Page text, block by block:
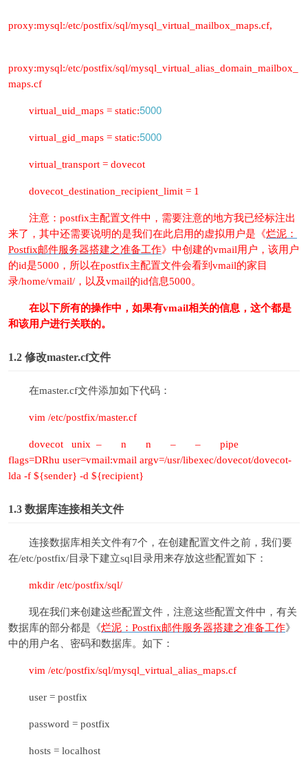
proxy:mysql:/etc/postfix/sql/mysql_virtual_mailbox_maps.cf,
proxy:mysql:/etc/postfix/sql/mysql_virtual_alias_domain_mailbox_
maps.cf
virtual_uid_maps = static:5000
virtual_gid_maps = static:5000
virtual_transport = dovecot
dovecot_destination_recipient_limit = 1
注意：postfix主配置文件中，需要注意的地方我已经标注出
来了，其中还需要说明的是我们在此启用的虚拟用户是《烂泥：
Postfix邮件服务器搭建之准备工作》中创建的vmail用户，该用户
的id是5000，所以在postfix主配置文件会看到vmail的家目
录/home/vmail/，以及vmail的id信息5000。
在以下所有的操作中，如果有vmail相关的信息，这个都是
和该用户进行关联的。
1.2 修改master.cf文件
在master.cf文件添加如下代码：
vim /etc/postfix/master.cf
dovecot unix – n n – – pipe
flags=DRhu user=vmail:vmail argv=/usr/libexec/dovecot/dovecot-
lda -f ${sender} -d ${recipient}
1.3 数据库连接相关文件
连接数据库相关文件有7个，在创建配置文件之前，我们要
在/etc/postfix/目录下建立sql目录用来存放这些配置如下：
mkdir /etc/postfix/sql/
现在我们来创建这些配置文件，注意这些配置文件中，有关
数据库的部分都是《烂泥：Postfix邮件服务器搭建之准备工作》
中的用户名、密码和数据库。如下：
vim /etc/postfix/sql/mysql_virtual_alias_maps.cf
user = postfix
password = postfix
hosts = localhost